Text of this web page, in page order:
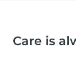
Care is